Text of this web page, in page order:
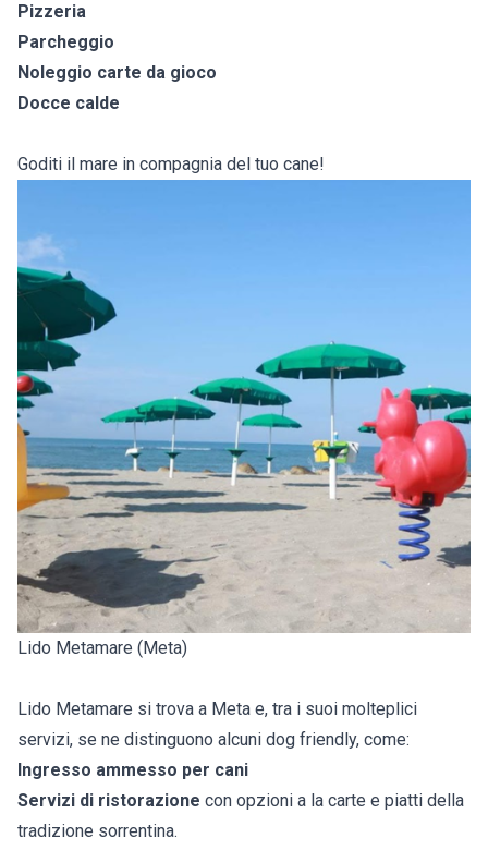
Pizzeria
Parcheggio
Noleggio carte da gioco
Docce calde
Goditi il mare in compagnia del tuo cane!
Lido Metamare (Meta)
Lido Metamare si trova a Meta e, tra i suoi molteplici
servizi, se ne distinguono alcuni dog friendly, come:
Ingresso ammesso per cani
Servizi di ristorazione con opzioni a la carte e piatti della
tradizione sorrentina.